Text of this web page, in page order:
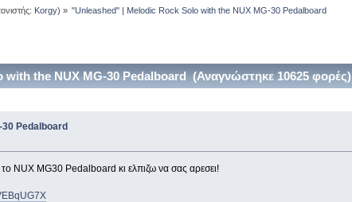
Korgy) » "Unleashed" | Melodic Rock Solo with the NUX MG-30 Pedalboard
the NUX MG-30 Pedalboard (Αναγνώστηκε 10625 φορές)
Pedalboard
NUX MG30 Pedalboard κι ελπιζω να σας αρεσει!